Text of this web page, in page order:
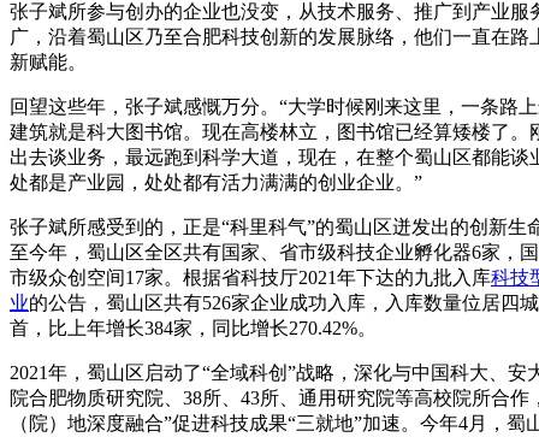
张子斌所参与创办的企业也没变，从技术服务、推广到产业服
广，沿着蜀山区乃至合肥科技创新的发展脉络，他们一直在路
新赋能。
回望这些年，张子斌感慨万分。“大学时候刚来这里，一条路
建筑就是科大图书馆。现在高楼林立，图书馆已经算矮楼了。
出去谈业务，最远跑到科学大道，现在，在整个蜀山区都能谈
处都是产业园，处处都有活力满满的创业企业。”
张子斌所感受到的，正是“科里科气”的蜀山区迸发出的创新生
至今年，蜀山区全区共有国家、省市级科技企业孵化器6家，
市级众创空间17家。根据省科技厅2021年下达的九批入库科技
业的公告，蜀山区共有526家企业成功入库，入库数量位居四
首，比上年增长384家，同比增长270.42%。
2021年，蜀山区启动了“全域科创”战略，深化与中国科大、安
院合肥物质研究院、38所、43所、通用研究院等高校院所合作
（院）地深度融合”促进科技成果“三就地”加速。今年4月，蜀